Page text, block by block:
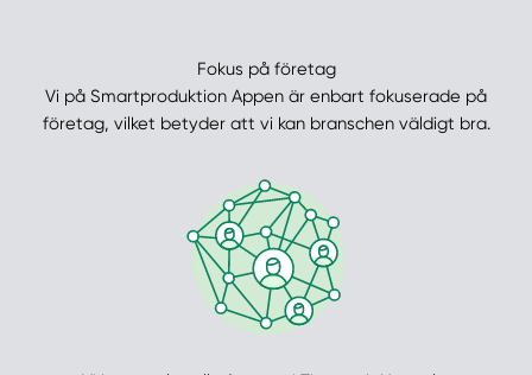
Fokus på företag
Vi på Smartproduktion Appen är enbart fokuserade på
företag, vilket betyder att vi kan branschen väldigt bra.